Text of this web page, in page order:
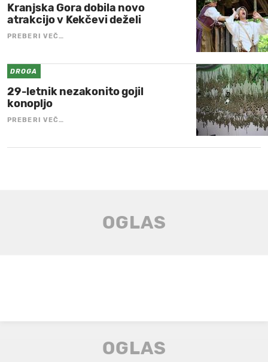
Kranjska Gora dobila novo
atrakcijo v Kekčevi deželi
PREBERI VEČ…
DROGA
29-letnik nezakonito gojil
konopljo
PREBERI VEČ…